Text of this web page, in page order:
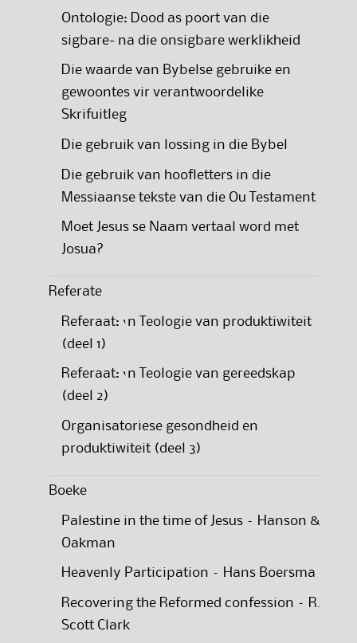
Ontologie: Dood as poort van die
sigbare- na die onsigbare werklikheid
Die waarde van Bybelse gebruike en
gewoontes vir verantwoordelike
Skrifuitleg
Die gebruik van lossing in die Bybel
Die gebruik van hoofletters in die
Messiaanse tekste van die Ou Testament
Moet Jesus se Naam vertaal word met
Josua?
Referate
Referaat: ‘n Teologie van produktiwiteit
(deel 1)
Referaat: ‘n Teologie van gereedskap
(deel 2)
Organisatoriese gesondheid en
produktiwiteit (deel 3)
Boeke
Palestine in the time of Jesus – Hanson &
Oakman
Heavenly Participation – Hans Boersma
Recovering the Reformed confession – R.
Scott Clark